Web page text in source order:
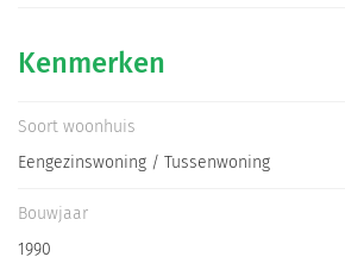
Kenmerken
Soort woonhuis
Eengezinswoning / Tussenwoning
Bouwjaar
1990